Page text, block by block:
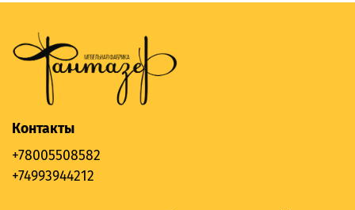
Контакты
+78005508582
+74993944212